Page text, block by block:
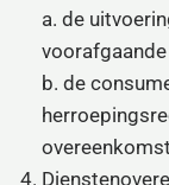
a. de
b. de